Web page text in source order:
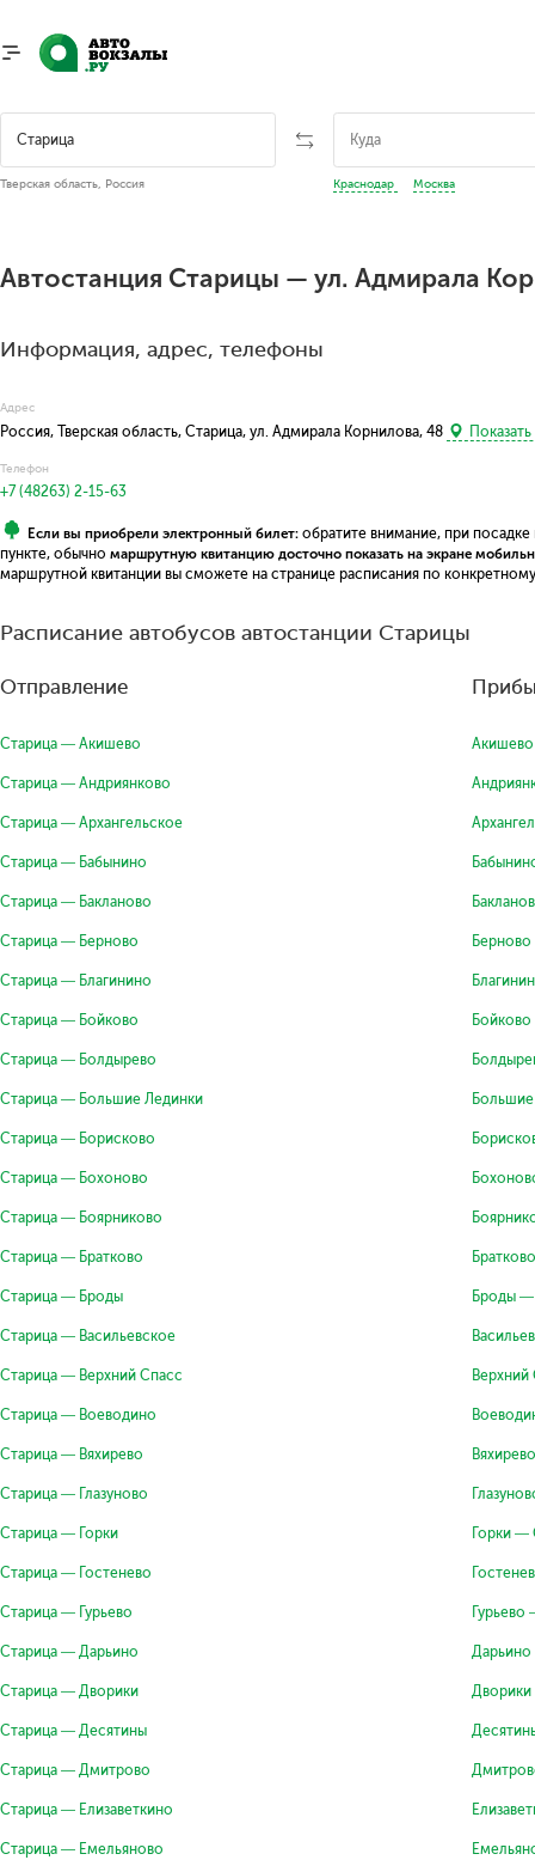
Тверская область, Россия Краснодар Москва
Автостанция Старицы — ул. Адмирала
Информация, адрес, телефоны
Адрес
Россия, Тверская область, Старица, ул. Адмирала Корнилова, 48
Телефон
+7 (48263) 2-15-63
Если вы приобрели электронный билет: обратите внимание, при
пункте, обычно маршрутную квитанцию досточно показать на экране
маршрутной квитанции вы сможете на странице расписания по
Расписание автобусов автостанции Старицы
Отправление
Старица — Акишево
Старица — Андриянково
Старица — Архангельское
Старица — Бабынино
Старица — Бакланово
Старица — Берново
Старица — Благинино
Старица — Бойково
Старица — Болдырево
Старица — Большие Лединки
Старица — Борисково
Старица — Бохоново
Старица — Боярниково
Старица — Братково
Старица — Броды
Старица — Васильевское
Старица — Верхний Спасс
Старица — Воеводино
Старица — Вяхирево
Старица — Глазуново
Старица — Горки
Старица — Гостенево
Старица — Гурьево
Старица — Дарьино
Старица — Дворики
Старица — Десятины
Старица — Дмитрово
Старица — Елизаветкино
Старица — Емельяново
Броды —
Горки —